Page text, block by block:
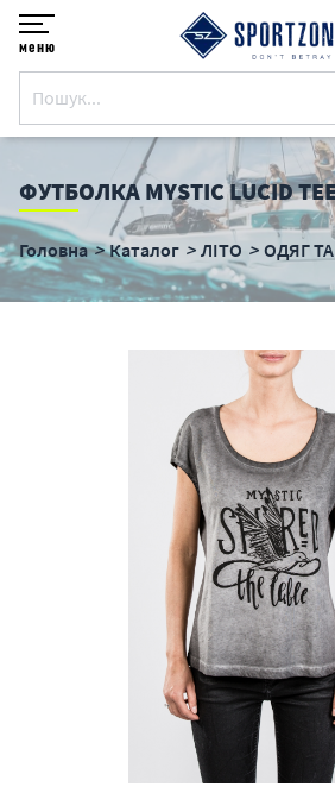
меню
ФУТБОЛКА MYSTIC LUCID
Головна Каталог ЛІТО ОДЯГ